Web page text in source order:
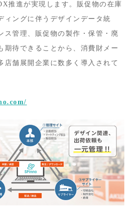
推進が実現します。販促物の在庫
ィングに伴うデザインデータ統
ス管理、販促物の製作・保管・廃
期待できることから、消費財メー
店舗展開企業に数多く導入されて